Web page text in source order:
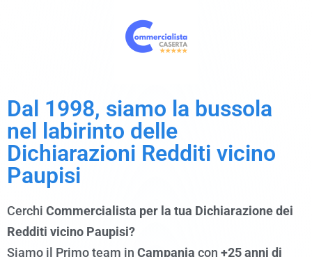
Dal 1998, siamo la bussola
nel labirinto delle
Dichiarazioni Redditi vicino
Paupisi
Cerchi Commercialista per la tua Dichiarazione dei
Redditi vicino Paupisi?
Siamo il Primo team in Campania con +25 anni di